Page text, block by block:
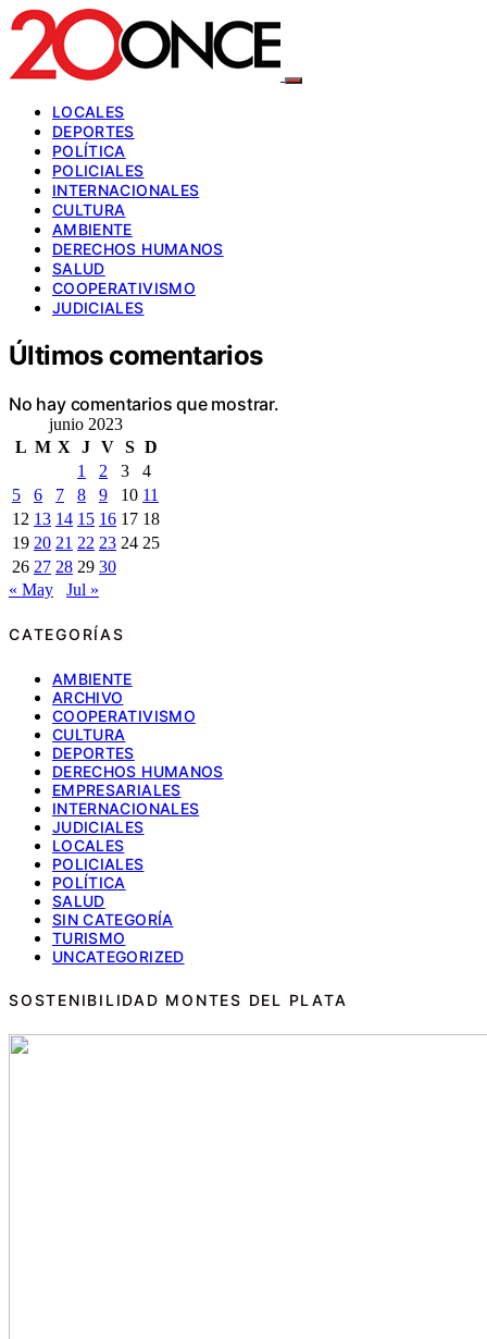
LOCALES
DEPORTES
POLÍTICA
POLICIALES
INTERNACIONALES
CULTURA
AMBIENTE
DERECHOS HUMANOS
SALUD
COOPERATIVISMO
JUDICIALES
Últimos comentarios
No hay comentarios que mostrar.
junio 2023
L M X J V S D
1
2 3
4
5
6 7 8 9 10 11
12 13 14 15 16 17 18
19 20 21 22 23 24 25
26 27 28 29 30
« May
Jul »
CATEGORÍAS
AMBIENTE
ARCHIVO
COOPERATIVISMO
CULTURA
DEPORTES
DERECHOS HUMANOS
EMPRESARIALES
INTERNACIONALES
JUDICIALES
LOCALES
POLICIALES
POLÍTICA
SALUD
SIN CATEGORÍA
TURISMO
UNCATEGORIZED
SOSTENIBILIDAD MONTES DEL PLATA